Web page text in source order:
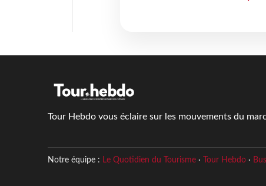
Tour Hebdo vous éclaire sur les mouvements du
Notre équipe : Le Quotidien du Tourisme· Tour Hebdo·